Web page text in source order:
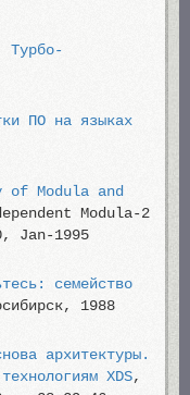
Турбо-
ПО на языках
Modula and
Modula-2
Jan-1995
семейство
1988
архитектуры.
XDS,